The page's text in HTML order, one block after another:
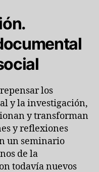
los
y la investigación,
y transforman
y reflexiones
un seminario
de la
todavía nuevos